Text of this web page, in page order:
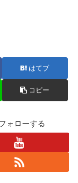
はてブ
コピー
ォローする